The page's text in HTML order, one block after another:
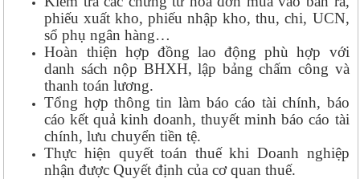
phiếu xuất kho, phiếu nhập kho, thu, chi, UCN,
sổ phụ ngân hàng…
Hoàn thiện hợp đồng lao động phù hợp với
danh sách nộp BHXH, lập bảng chấm công và
thanh toán lương.
Tổng hợp thông tin làm báo cáo tài chính, báo
cáo kết quả kinh doanh, thuyết minh báo cáo tài
chính, lưu chuyển tiền tệ.
Thực hiện quyết toán thuế khi Doanh nghiệp
nhận được Quyết định của cơ quan thuế.